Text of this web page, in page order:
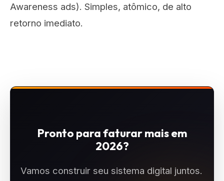
Awareness ads). Simples, atômico, de alto
retorno imediato.
Pronto para faturar mais em
2026?
Vamos construir seu sistema digital juntos.